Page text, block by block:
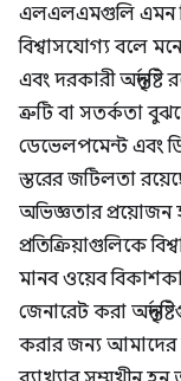
এলএলএমগুলি এমন
বিশ্বাসযোগ্য বলে
এবং দরকারী
ত্রুটি বা সতর্কতা
ডেভেলপমেন্ট এবং
স্তরের জটিলতা
অভিজ্ঞতার
প্রতিক্রিয়াগুলিকে
মানব ওয়েব
জেনারেট করা
করার জন্য আমাদের